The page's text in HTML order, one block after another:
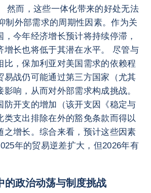
然而，这些一体化带来的好处无法
制外部需求的周期性因素。作为关
今年经济增长预计将持续停滞，
增长也将低于其潜在水平。 尽管与
比，保加利亚对美国需求的依赖程
易战仍可能通过第三方国家（尤其
响，从而对外部需求构成挑战。
防开支的增加（该开支因《稳定与
类支出排除在外的豁免条款而得以
之增长。综合来看，预计这些因素
年的贸易逆差扩大，但2026年有
的政治动荡与制度挑战